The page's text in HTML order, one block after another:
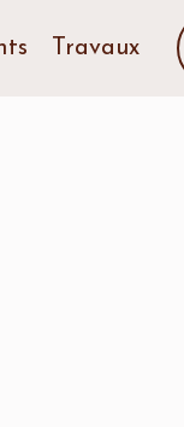
Travaux